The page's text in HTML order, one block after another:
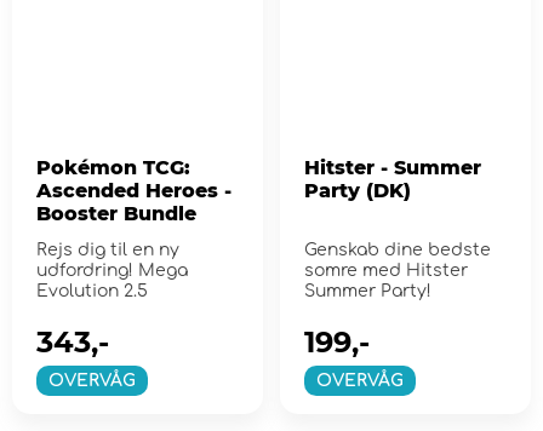
Pokémon TCG:
Ascended Heroes -
Booster Bundle
Rejs dig til en ny
udfordring! Mega
Evolution 2.5
OVERVÅG
343,-
Hitster - Summer
Party (DK)
Genskab dine bedste
somre med Hitster
Summer Party!
OVERVÅG
199,-